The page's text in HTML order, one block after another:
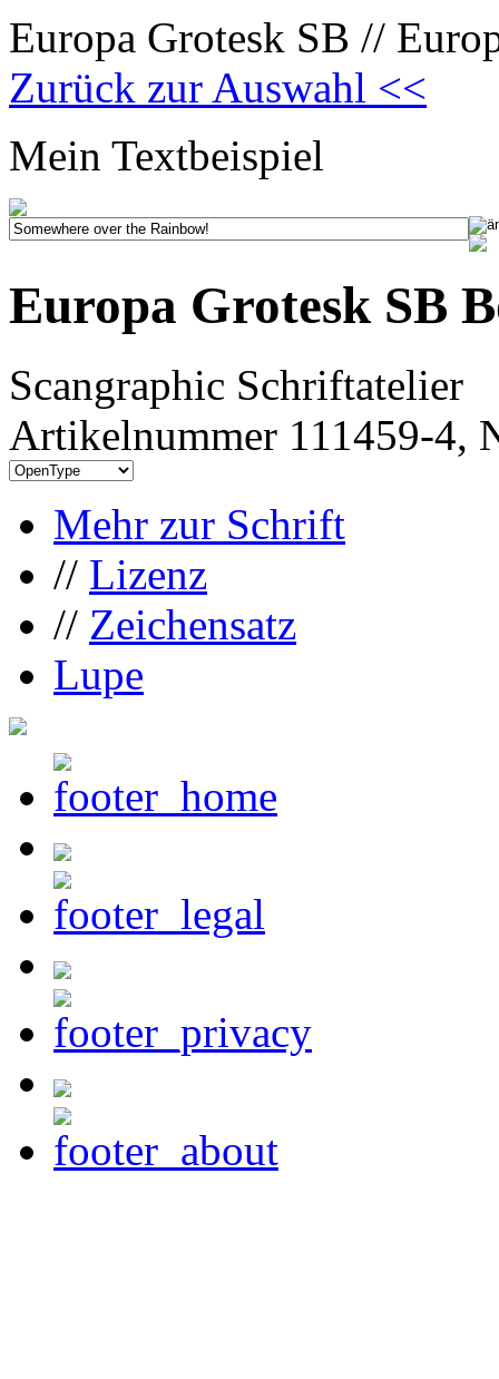
Europa Grotesk SB //
Zurück zur Auswahl <<
Mein Textbeispiel
Europa Grotesk SB
Scangraphic Schriftatelier
Artikelnummer 111459-4,
Mehr zur Schrift
// Lizenz
// Zeichensatz
Lupe